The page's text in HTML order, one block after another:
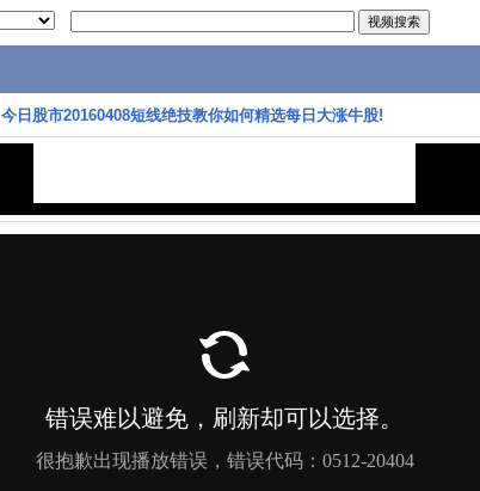
今日股市20160408短线绝技教你如何精选每日大涨牛股!